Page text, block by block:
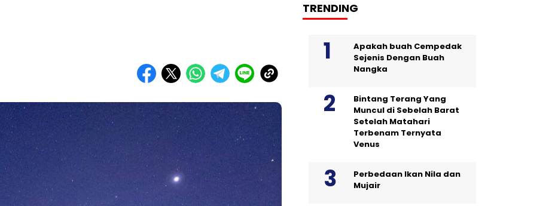
TRENDING
Apakah buah Cempedak
Sejenis Dengan Buah
Nangka
Bintang Terang Yang
Muncul di Sebelah Barat
Setelah Matahari
Terbenam Ternyata
Venus
Perbedaan Ikan Nila dan
Mujair